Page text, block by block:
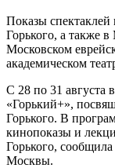
Показы
Горького, а также
Московском
академическом
С 28 по 31 августа
«Горький+»,
Горького. В
кинопоказы и
Горького,
Москвы.